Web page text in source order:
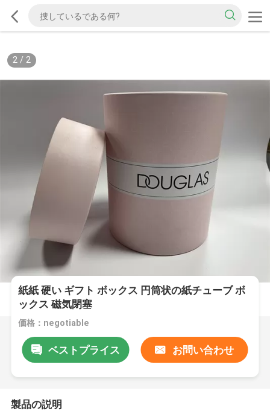
2/ 2
紙紙 硬い ギフト ボックス 円筒状の紙チューブ ボ
ックス 磁気閉塞
価格：negotiable
ベストプライス お問い合わせ
製品の説明